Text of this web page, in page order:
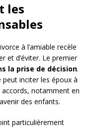
les
à l’amiable recèle
et d’éviter. Le premier
la prise de décision.
peut inciter les époux à
accords, notamment en
des enfants.
particulièrement